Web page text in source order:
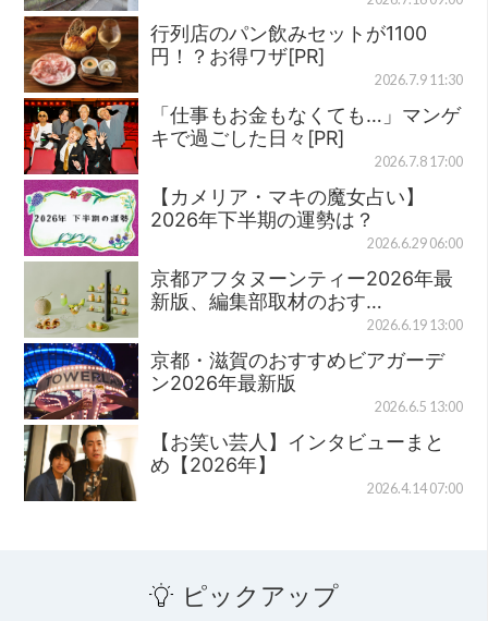
行列店のパン飲みセットが1100
円！？お得ワザ[PR]
2026.7.9 11:30
「仕事もお金もなくても…」マンゲ
キで過ごした日々[PR]
2026.7.8 17:00
【カメリア・マキの魔女占い】
2026年下半期の運勢は？
2026.6.29 06:00
京都アフタヌーンティー2026年最
新版、編集部取材のおす…
2026.6.19 13:00
京都・滋賀のおすすめビアガーデ
ン2026年最新版
2026.6.5 13:00
【お笑い芸人】インタビューまと
め【2026年】
2026.4.14 07:00
ピックアップ